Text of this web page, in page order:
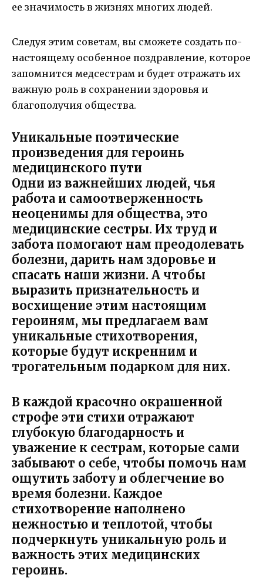
ее значимость в жизнях многих людей.
Следуя этим советам, вы сможете создать по-
настоящему особенное поздравление, которое
запомнится медсестрам и будет отражать их
важную роль в сохранении здоровья и
благополучия общества.
Уникальные поэтические
произведения для героинь
медицинского пути
Одни из важнейших людей, чья
работа и самоотверженность
неоценимы для общества, это
медицинские сестры. Их труд и
забота помогают нам преодолевать
болезни, дарить нам здоровье и
спасать наши жизни. А чтобы
выразить признательность и
восхищение этим настоящим
героиням, мы предлагаем вам
уникальные стихотворения,
которые будут искренним и
трогательным подарком для них.
В каждой красочно окрашенной
строфе эти стихи отражают
глубокую благодарность и
уважение к сестрам, которые сами
забывают о себе, чтобы помочь нам
ощутить заботу и облегчение во
время болезни. Каждое
стихотворение наполнено
нежностью и теплотой, чтобы
подчеркнуть уникальную роль и
важность этих медицинских
героинь.